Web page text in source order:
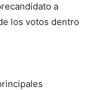
a
los votos dentro